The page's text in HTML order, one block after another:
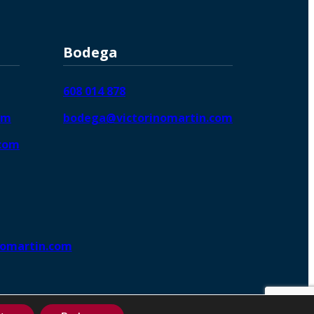
Bodega
608 014 878
bodega@victorinomartin.com
DigitalGrowthⓇ